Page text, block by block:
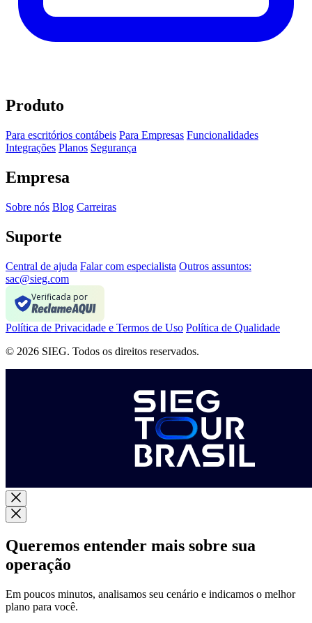
Produto
Para escritórios contábeis Para Empresas Funcionalidades
Integrações Planos Segurança
Empresa
Sobre nós Blog Carreiras
Suporte
Central de ajuda Falar com especialista Outros assuntos:
sac@sieg.com
Verificada por
Política de Privacidade e Termos de Uso Política de Qualidade
© 2026 SIEG. Todos os direitos reservados.
Queremos entender mais sobre sua
operação
Em poucos minutos, analisamos seu cenário e indicamos o melhor
plano para você.